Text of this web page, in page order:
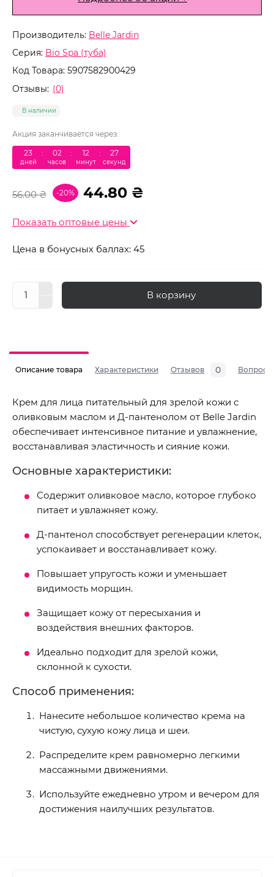
Производитель: Belle Jardin
Серия: Bio Spa (туба)
Код Товара: 5907582900429
Отзывы: (0)
В наличии
Акция заканчивается через:
23
дней
: 02
часов
: 12
минут
: 27
секунд
56.00 ₴ -20% 44.80 ₴
Показать оптовые цены
Цена в бонусных баллах: 45
В корзину
Описание товара Характеристики Отзывов 0 Вопросы
Крем для лица питательный для зрелой кожи с
оливковым маслом и Д-пантенолом от Belle Jardin
обеспечивает интенсивное питание и увлажнение,
восстанавливая эластичность и сияние кожи.
Основные характеристики:
Содержит оливковое масло, которое глубоко
питает и увлажняет кожу.
Д-пантенол способствует регенерации клеток,
успокаивает и восстанавливает кожу.
Повышает упругость кожи и уменьшает
видимость морщин.
Защищает кожу от пересыхания и
воздействия внешних факторов.
Идеально подходит для зрелой кожи,
склонной к сухости.
Способ применения:
Нанесите небольшое количество крема на
чистую, сухую кожу лица и шеи.
Распределите крем равномерно легкими
массажными движениями.
Используйте ежедневно утром и вечером для
достижения наилучших результатов.